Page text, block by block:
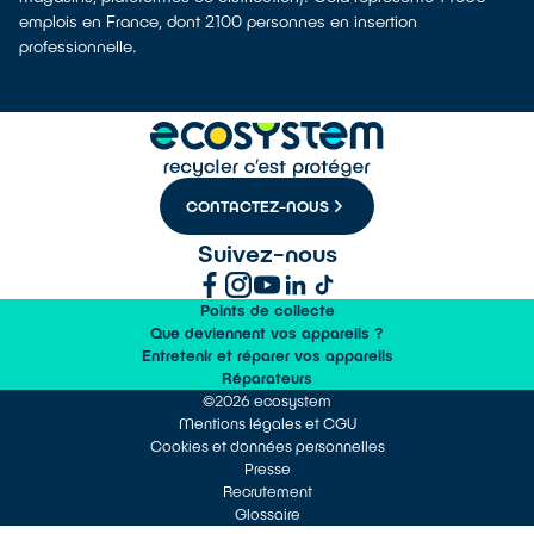
emplois en France, dont 2100 personnes en insertion
professionnelle.
CONTACTEZ-NOUS
Suivez-nous
Points de collecte
Que deviennent vos appareils ?
Entretenir et réparer vos appareils
Réparateurs
©2026 ecosystem
Mentions légales et CGU
Cookies et données personnelles
Presse
Recrutement
Glossaire